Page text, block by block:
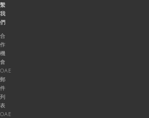
繫
我
們
合
作
機
會
OAE
郵
件
列
表
OAE